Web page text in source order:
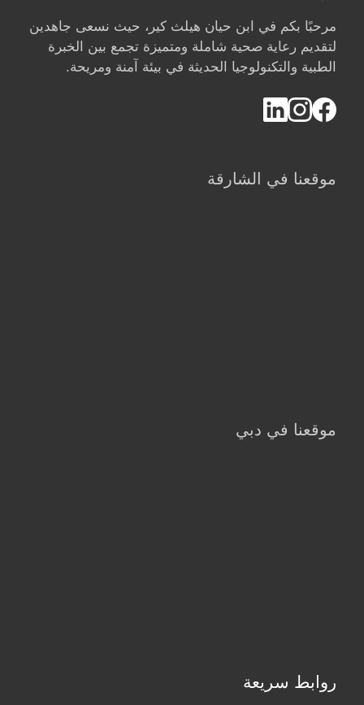
مرحبًا بكم في ابن حيان هيلث كير، حيث نسعى جاهدين
لتقديم رعاية صحية شاملة ومتميزة تجمع بين الخبرة
الطبية والتكنولوجيا الحديثة في بيئة آمنة ومريحة.
موقعنا في الشارقة
موقعنا في دبي
روابط سريعة